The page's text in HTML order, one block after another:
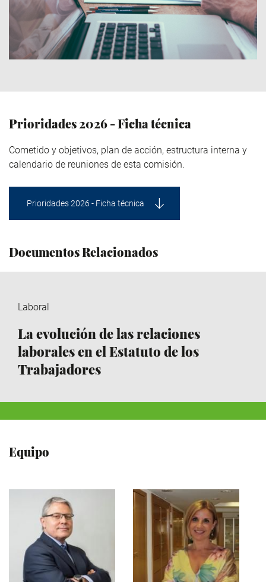
Prioridades 2026 - Ficha técnica
Cometido y objetivos, plan de acción, estructura interna y
calendario de reuniones de esta comisión.
Prioridades 2026 - Ficha técnica
Documentos Relacionados
Laboral
La evolución de las relaciones
laborales en el Estatuto de los
Trabajadores
Equipo